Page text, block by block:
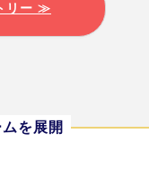
リー ≫
を展開